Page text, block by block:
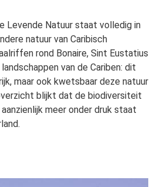
Levende Natuur staat volledig in
natuur van Caribisch
rond Bonaire, Sint Eustatius
van de Cariben: dit
maar ook kwetsbaar deze natuur
blijkt dat de biodiversiteit
meer onder druk staat